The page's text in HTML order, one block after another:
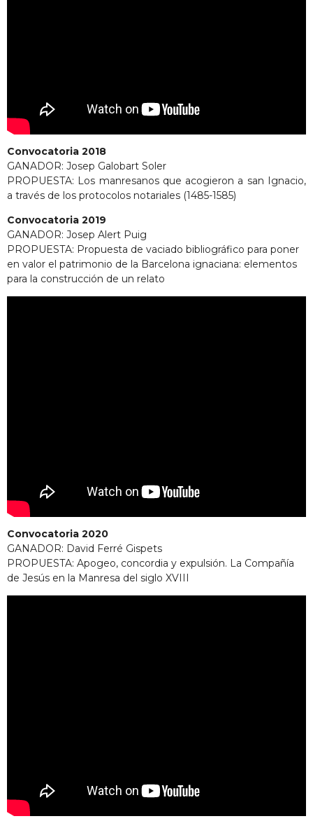
Convocatoria 2018
GANADOR: Josep Galobart Soler
PROPUESTA: Los manresanos que acogieron a san Ignacio,
a través de los protocolos notariales (1485-1585)
Convocatoria 2019
GANADOR: Josep Alert Puig
PROPUESTA: Propuesta de vaciado bibliográfico para poner
en valor el patrimonio de la Barcelona ignaciana: elementos
para la construcción de un relato
Convocatoria 2020
GANADOR: David Ferré Gispets
PROPUESTA: Apogeo, concordia y expulsión. La Compañía
de Jesús en la Manresa del siglo XVIII